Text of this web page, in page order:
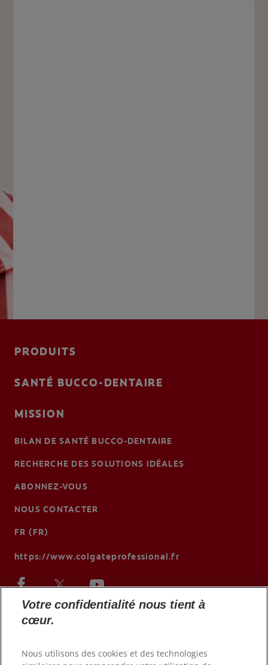
PRODUITS
SANTÉ BUCCO-DENTAIRE
MISSION
BILAN DE SANTÉ BUCCO-DENTAIRE
RECHERCHE DES SOLUTIONS IDÉALES
ABONNEZ-VOUS
NOUS CONTACTER
FR (FR)
https://www.colgateprofessional.fr
Votre confidentialité nous tient à
cœur.
Nous utilisons des cookies et des technologies